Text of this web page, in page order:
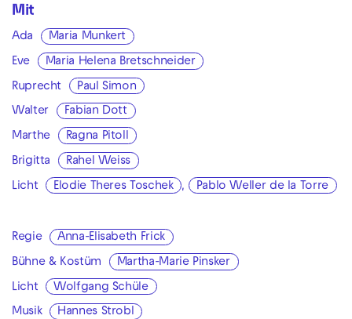
Mit
Ada Maria Munkert
Eve Maria Helena Bretschneider
Ruprecht Paul Simon
Walter Fabian Dott
Marthe Ragna Pitoll
Brigitta Rahel Weiss
Licht Elodie Theres Toschek , Pablo Weller de la Torre
Regie Anna-Elisabeth Frick
Bühne & Kostüm Martha-Marie Pinsker
Licht Wolfgang Schüle
Musik Hannes Strobl